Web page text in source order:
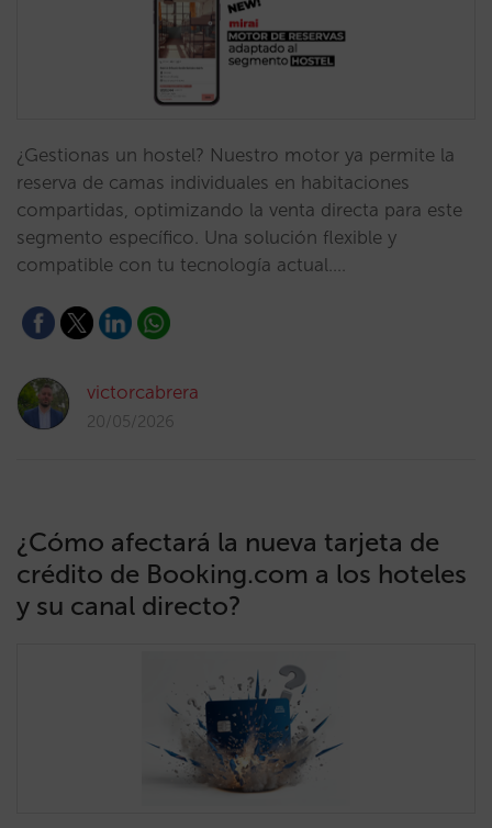
¿Gestionas un hostel? Nuestro motor ya permite la
reserva de camas individuales en habitaciones
compartidas, optimizando la venta directa para este
segmento específico. Una solución flexible y
compatible con tu tecnología actual.…
victorcabrera
20/05/2026
¿Cómo afectará la nueva tarjeta de
crédito de Booking.com a los hoteles
y su canal directo?